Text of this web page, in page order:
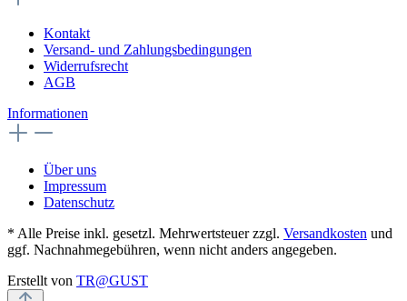
Kontakt
Versand- und Zahlungsbedingungen
Widerrufsrecht
AGB
Informationen
Über uns
Impressum
Datenschutz
* Alle Preise inkl. gesetzl. Mehrwertsteuer zzgl. Versandkosten und
ggf. Nachnahmegebühren, wenn nicht anders angegeben.
Erstellt von TR@GUST